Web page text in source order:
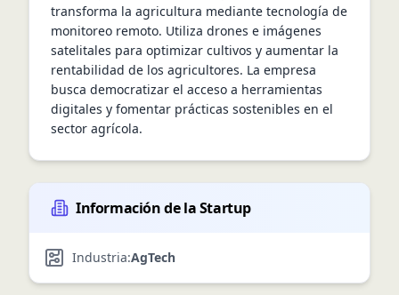
transforma la agricultura mediante tecnología de
monitoreo remoto. Utiliza drones e imágenes
satelitales para optimizar cultivos y aumentar la
rentabilidad de los agricultores. La empresa
busca democratizar el acceso a herramientas
digitales y fomentar prácticas sostenibles en el
sector agrícola.
Información de la Startup
Industria:AgTech